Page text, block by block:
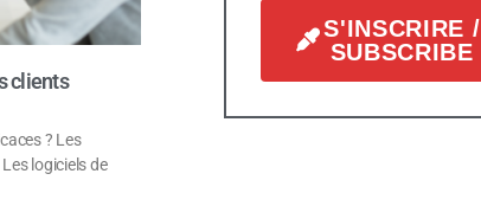
clients
? Les
logiciels de
S'INSCRIRE /
SUBSCRIBE